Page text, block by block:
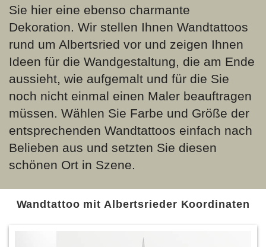
Sie hier eine ebenso charmante
Dekoration. Wir stellen Ihnen Wandtattoos
rund um Albertsried vor und zeigen Ihnen
Ideen für die Wandgestaltung, die am Ende
aussieht, wie aufgemalt und für die Sie
noch nicht einmal einen Maler beauftragen
müssen. Wählen Sie Farbe und Größe der
entsprechenden Wandtattoos einfach nach
Belieben aus und setzten Sie diesen
schönen Ort in Szene.
Wandtattoo mit Albertsrieder Koordinaten